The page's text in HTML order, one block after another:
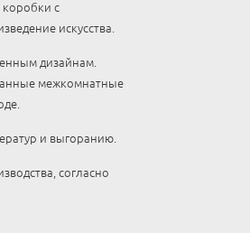
с
искусства.
дизайнам.
межкомнатные
и выгоранию.
согласно